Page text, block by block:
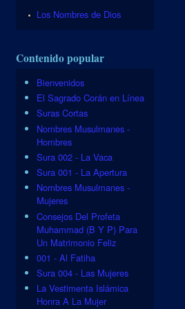
Los Nombres de Dios
Contenido popular
Bienvenidos
El Sagrado Corán en Línea
Suras Cortas
Nombres Musulmanes -
Hombres
Sura 002 - La Vaca
Sura 001 - La Apertura
Nombres Musulmanes -
Mujeres
Consejos Del Profeta
Muhammad (B Y P) Para
Un Matrimonio Feliz
001 - Al Fatiha
Sura 004 - Las Mujeres
La Vestimenta Islámica
Honra A La Mujer